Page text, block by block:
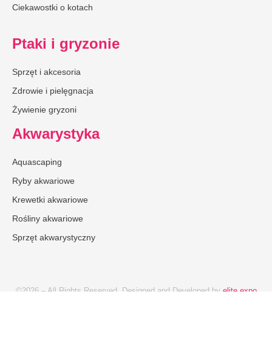
Ciekawostki o kotach
Ptaki i gryzonie
Sprzęt i akcesoria
Zdrowie i pielęgnacja
Żywienie gryzoni
Akwarystyka
Aquascaping
Ryby akwariowe
Krewetki akwariowe
Rośliny akwariowe
Sprzęt akwarystyczny
©2026 – All Rights Reserved. Designed and Developed by elite expo